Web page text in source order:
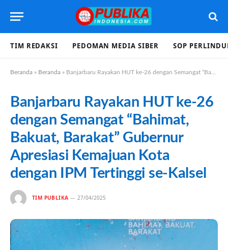
TIM REDAKSI PEDOMAN MEDIA SIBER SOP
Beranda » Beranda » Banjarbaru Rayakan HUT ke-26 dengan Semangat “Bahimat, Bakuat, Barakat” Gubernur Apresiasi Kemajuan Kota dengan IPM Tertinggi se-Kalsel
Banjarbaru Rayakan HUT ke-26
dengan Semangat “Bahimat,
Bakuat, Barakat” Gubernur
Apresiasi Kemajuan Kota
dengan IPM Tertinggi se-Kalsel
TIM PUBLIKA 27/04/2025